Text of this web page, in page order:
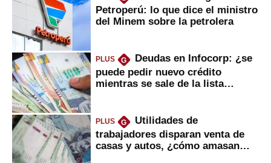
Petroperú: lo que dice el ministro
del Minem sobre la petrolera
PLUS G
Deudas en Infocorp: ¿se
puede pedir nuevo crédito
mientras se sale de la lista
PLUS G
Utilidades de
trabajadores disparan venta de
casas y autos, ¿cómo amasan